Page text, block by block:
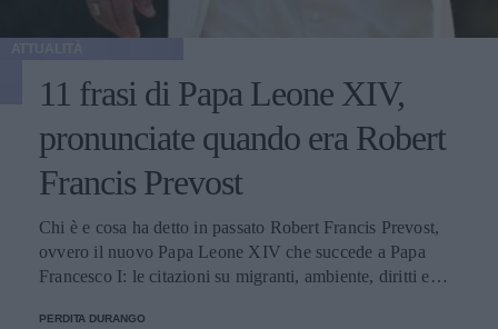
11 frasi di Papa Leone XIV,
pronunciate quando era Robert
Francis Prevost
Chi è e cosa ha detto in passato Robert Francis Prevost,
ovvero il nuovo Papa Leone XIV che succede a Papa
Francesco I: le citazioni su migranti, ambiente, diritti e
PERDITA DURANGO